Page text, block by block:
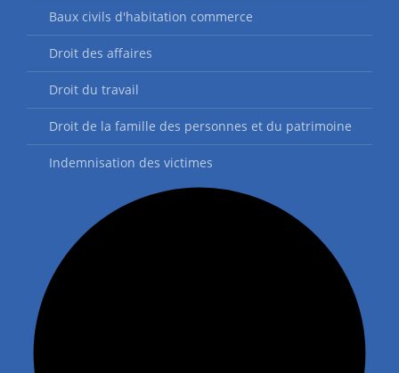
Baux civils d'habitation commerce
Droit des affaires
Droit du travail
Droit de la famille des personnes et du patrimoine
Indemnisation des victimes